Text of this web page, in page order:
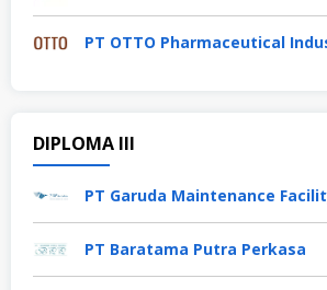
PT OTTO Pharmaceutical
DIPLOMA III
PT Garuda Maintenance
PT Baratama Putra Perkasa